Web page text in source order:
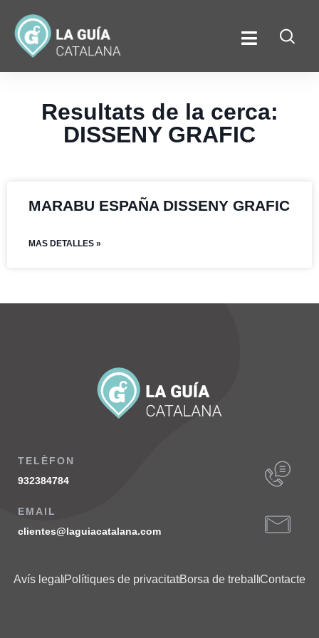
Resultats de la cerca:
DISSENY GRAFIC
MARABU ESPAÑA DISSENY GRAFIC
MAS DETALLES »
TELÈFON
932384784
EMAIL
clientes@laguiacatalana.com
Avís legal Polítiques de privacitatBorsa de treball Contacte